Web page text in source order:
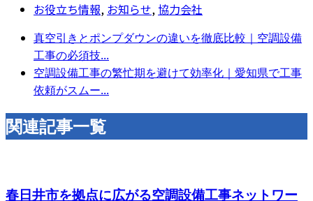
お役立ち情報, お知らせ,協力会社
真空引きとポンプダウンの違いを徹底比較｜空調設備
工事の必須技...
空調設備工事の繁忙期を避けて効率化｜愛知県で工事
依頼がスムー...
関連記事一覧
春日井市を拠点に広がる空調設備工事ネットワー